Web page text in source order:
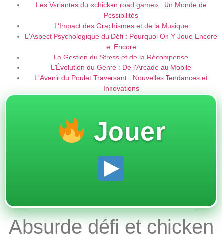
Les Variantes du «chicken road game» : Un Monde de
Possibilités
L'Impact des Graphismes et de la Musique
L'Aspect Psychologique du Défi : Pourquoi On Y Joue Encore
et Encore
La Gestion du Stress et de la Récompense
L'Évolution du Genre : De l'Arcade au Mobile
L'Avenir du Poulet Traversant : Nouvelles Tendances et
Innovations
Jouer
Absurde défi et chicken